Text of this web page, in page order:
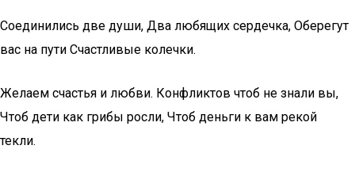
Соединились две души, Два любящих сердечка, Оберегут
вас на пути Счастливые колечки.
Желаем счастья и любви. Конфликтов чтоб не знали вы,
Чтоб дети как грибы росли, Чтоб деньги к вам рекой
текли.